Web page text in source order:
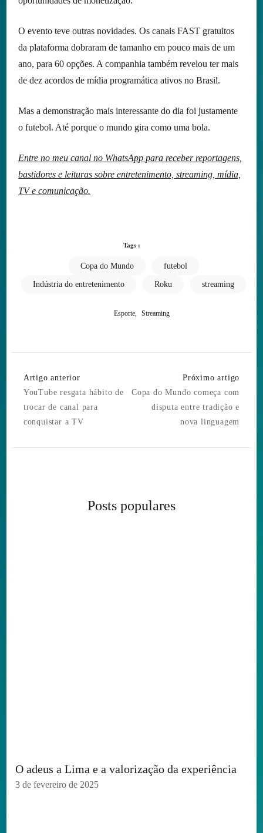
O evento teve outras novidades. Os canais FAST gratuitos
da plataforma dobraram de tamanho em pouco mais de um
ano, para 60 opções. A companhia também revelou ter mais
de dez acordos de mídia programática ativos no Brasil.
Mas a demonstração mais interessante do dia foi justamente
o futebol. Até porque o mundo gira como uma bola.
Entre no meu canal no WhatsApp para receber reportagens,
bastidores e leituras sobre entretenimento, streaming, mídia,
TV e comunicação.
Tags :
Copa do Mundo futebol
Indústria do entretenimento Roku streaming
Esporte Streaming
Navigation
Artigo anterior
YouTube resgata hábito de
trocar de canal para
conquistar a TV
Próximo artigo
Copa do Mundo começa com
disputa entre tradição e
nova linguagem
Posts populares
O adeus a Lima e a valorização da experiência
3 de fevereiro de 2025